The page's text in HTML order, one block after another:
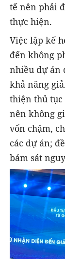
tế nên phải
thực hiện.
Việc lập kế
đến không
nhiều dự án
khả năng
thiện thủ
nên không
vốn chậm,
các dự án;
bám sát